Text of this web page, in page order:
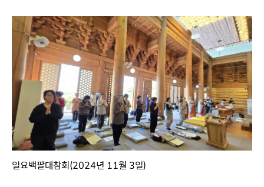
일요백팔대참회(2024년 11월 3일)